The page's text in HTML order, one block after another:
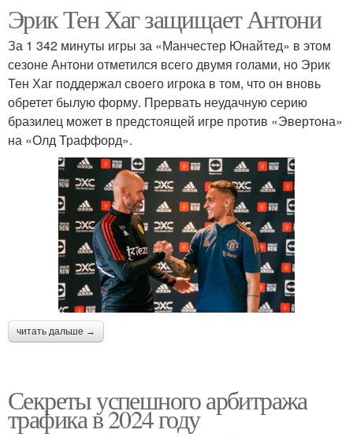
Эрик Тен Хаг защищает Антони
За 1 342 минуты игры за «Манчестер Юнайтед» в этом
сезоне Антони отметился всего двумя голами, но Эрик
Тен Хаг поддержал своего игрока в том, что он вновь
обретет былую форму. Прервать неудачную серию
бразилец может в предстоящей игре против «Эвертона»
на «Олд Траффорд».
читать дальше →
Секреты успешного арбитража
трафика в 2024 году